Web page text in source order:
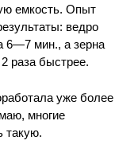
емкость. Опыт
ведро
6—7 мин., а зерна
раза быстрее.
уже более
многие
такую.